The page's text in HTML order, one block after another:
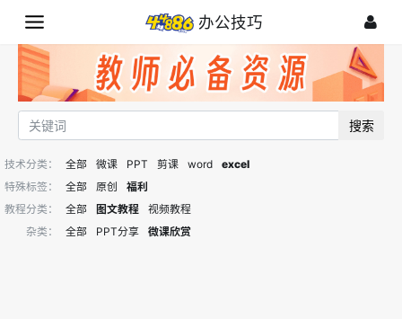
办公技巧
搜索
技术分类： 全部 微课 PPT 剪课 word
excel
特殊标签：
全部 原创
福利
教程分类：
全部 图文教程
视频教程
杂类：
全部 PPT分享 微课欣赏